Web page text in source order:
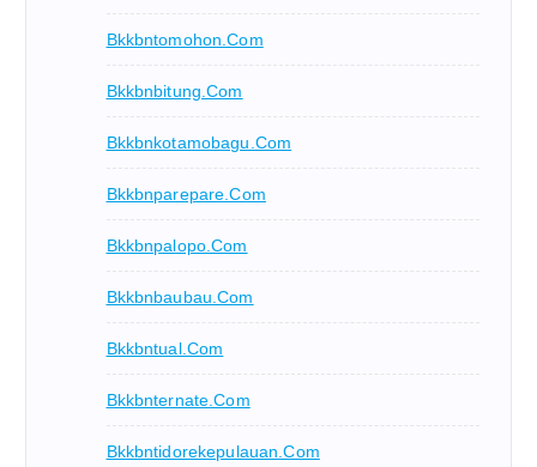
Bkkbntomohon.com
Bkkbnbitung.com
Bkkbnkotamobagu.com
Bkkbnparepare.com
Bkkbnpalopo.com
Bkkbnbaubau.com
Bkkbntual.com
Bkkbnternate.com
Bkkbntidorekepulauan.com